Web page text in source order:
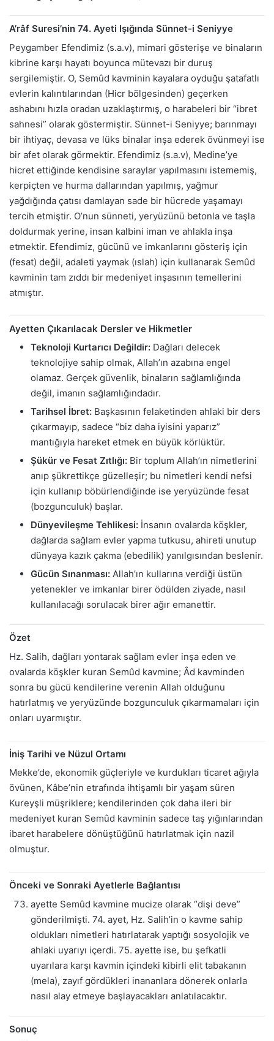
A’râf Suresi’nin 74. Ayeti Işığında Sünnet-i Seniyye
Peygamber Efendimiz (s.a.v), mimari gösterişe ve binaların
kibrine karşı hayatı boyunca mütevazı bir duruş
sergilemiştir. O, Semûd kavminin kayalara oyduğu şatafatlı
evlerin kalıntılarından (Hicr bölgesinden) geçerken
ashabını hızla oradan uzaklaştırmış, o harabeleri bir “ibret
sahnesi” olarak göstermiştir. Sünnet-i Seniyye; barınmayı
bir ihtiyaç, devasa ve lüks binalar inşa ederek övünmeyi ise
bir afet olarak görmektir. Efendimiz (s.a.v), Medine’ye
hicret ettiğinde kendisine saraylar yapılmasını istememiş,
kerpiçten ve hurma dallarından yapılmış, yağmur
yağdığında çatısı damlayan sade bir hücrede yaşamayı
tercih etmiştir. O’nun sünneti, yeryüzünü betonla ve taşla
doldurmak yerine, insan kalbini iman ve ahlakla inşa
etmektir. Efendimiz, gücünü ve imkanlarını gösteriş için
(fesat) değil, adaleti yaymak (ıslah) için kullanarak Semûd
kavminin tam zıddı bir medeniyet inşasının temellerini
atmıştır.
Ayetten Çıkarılacak Dersler ve Hikmetler
Teknoloji Kurtarıcı Değildir: Dağları delecek
teknolojiye sahip olmak, Allah’ın azabına engel
olamaz. Gerçek güvenlik, binaların sağlamlığında
değil, imanın sağlamlığındadır.
Tarihsel İbret: Başkasının felaketinden ahlaki bir ders
çıkarmayıp, sadece “biz daha iyisini yaparız”
mantığıyla hareket etmek en büyük körlüktür.
Şükür ve Fesat Zıtlığı: Bir toplum Allah’ın nimetlerini
anıp şükrettikçe güzelleşir; bu nimetleri kendi nefsi
için kullanıp böbürlendiğinde ise yeryüzünde fesat
(bozgunculuk) başlar.
Dünyevileşme Tehlikesi: İnsanın ovalarda köşkler,
dağlarda sağlam evler yapma tutkusu, ahireti unutup
dünyaya kazık çakma (ebedilik) yanılgısından beslenir.
Gücün Sınanması: Allah’ın kullarına verdiği üstün
yetenekler ve imkanlar birer ödülden ziyade, nasıl
kullanılacağı sorulacak birer ağır emanettir.
Özet
Hz. Salih, dağları yontarak sağlam evler inşa eden ve
ovalarda köşkler kuran Semûd kavmine; Âd kavminden
sonra bu gücü kendilerine verenin Allah olduğunu
hatırlatmış ve yeryüzünde bozgunculuk çıkarmamaları için
onları uyarmıştır.
İniş Tarihi ve Nüzul Ortamı
Mekke’de, ekonomik güçleriyle ve kurdukları ticaret ağıyla
övünen, Kâbe’nin etrafında ihtişamlı bir yaşam süren
Kureyşli müşriklere; kendilerinden çok daha ileri bir
medeniyet kuran Semûd kavminin sadece taş yığınlarından
ibaret harabelere dönüştüğünü hatırlatmak için nazil
olmuştur.
Önceki ve Sonraki Ayetlerle Bağlantısı
ayette Semûd kavmine mucize olarak “dişi deve”
gönderilmişti. 74. ayet, Hz. Salih’in o kavme sahip
oldukları nimetleri hatırlatarak yaptığı sosyolojik ve
ahlaki uyarıyı içerdi. 75. ayette ise, bu şefkatli
uyarılara karşı kavmin içindeki kibirli elit tabakanın
(mela), zayıf gördükleri inananlara dönerek onlarla
nasıl alay etmeye başlayacakları anlatılacaktır.
Sonuç